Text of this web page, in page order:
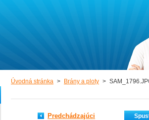
Úvodná stránka > Brány a ploty >
Predchádzajúci